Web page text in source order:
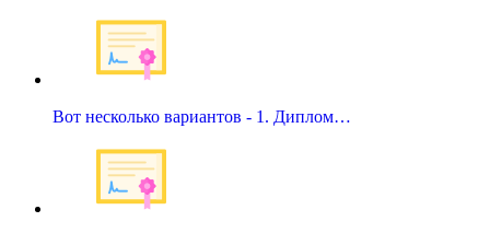
Вот несколько вариантов - 1. Диплом…